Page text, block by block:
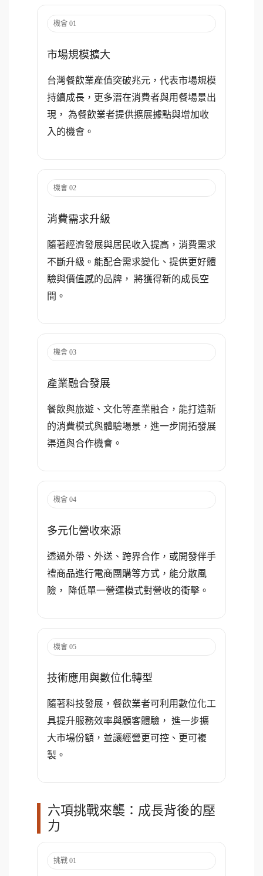
機會 01
市場規模擴大
台灣餐飲業產值突破兆元，代表市場規模
持續成長，更多潛在消費者與用餐場景出
現， 為餐飲業者提供擴展據點與增加收
入的機會。
機會 02
消費需求升級
隨著經濟發展與居民收入提高，消費需求
不斷升級。能配合需求變化、提供更好體
驗與價值感的品牌， 將獲得新的成長空
間。
機會 03
產業融合發展
餐飲與旅遊、文化等產業融合，能打造新
的消費模式與體驗場景，進一步開拓發展
渠道與合作機會。
機會 04
多元化營收來源
透過外帶、外送、跨界合作，或開發伴手
禮商品進行電商團購等方式，能分散風
險， 降低單一營運模式對營收的衝擊。
機會 05
技術應用與數位化轉型
隨著科技發展，餐飲業者可利用數位化工
具提升服務效率與顧客體驗， 進一步擴
大市場份額，並讓經營更可控、更可複
製。
六項挑戰來襲：成長背後的壓
力
挑戰 01